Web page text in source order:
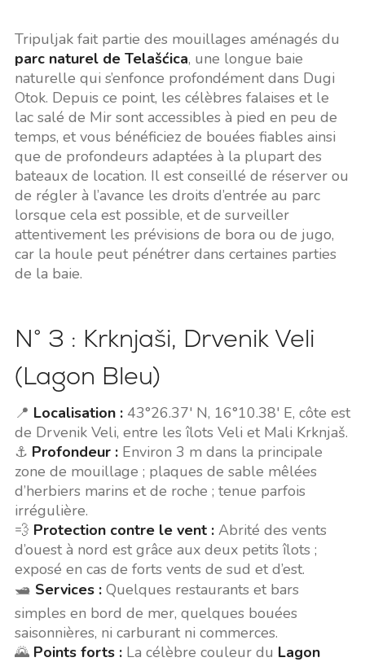
Tripuljak fait partie des mouillages aménagés du
parc naturel de Telašćica, une longue baie
naturelle qui s’enfonce profondément dans Dugi
Otok. Depuis ce point, les célèbres falaises et le
lac salé de Mir sont accessibles à pied en peu de
temps, et vous bénéficiez de bouées fiables ainsi
que de profondeurs adaptées à la plupart des
bateaux de location. Il est conseillé de réserver ou
de régler à l’avance les droits d’entrée au parc
lorsque cela est possible, et de surveiller
attentivement les prévisions de bora ou de jugo,
car la houle peut pénétrer dans certaines parties
de la baie.
N° 3 : Krknjaši, Drvenik Veli
(Lagon Bleu)
📍 Localisation :43°26.37' N, 16°10.38' E, côte est
de Drvenik Veli, entre les îlots Veli et Mali Krknjaš.
⚓ Profondeur :Environ 3 m dans la principale
zone de mouillage ; plaques de sable mêlées
d’herbiers marins et de roche ; tenue parfois
irrégulière.
💨 Protection contre le vent :Abrité des vents
d’ouest à nord est grâce aux deux petits îlots ;
exposé en cas de forts vents de sud et d’est.
🛥️ Services :Quelques restaurants et bars
simples en bord de mer, quelques bouées
saisonnières, ni carburant ni commerces.
🌄 Points forts :La célèbre couleur du Lagon